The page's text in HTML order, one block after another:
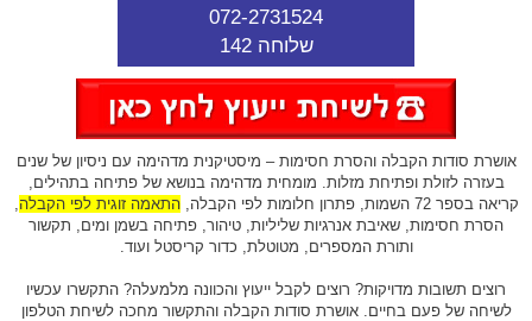
072-2731524
שלוחה 142
אושרת סודות הקבלה והסרת חסימות – מיסטיקנית מדהימה עם ניסיון של שנים
בעזרה לזולת ופתיחת מזלות. מומחית מדהימה בנושא של פתיחה בתהילים,
קריאה בספר 72 השמות, פתרון חלומות לפי הקבלה,
התאמה זוגית לפי הקבלה
הסרת חסימות, שאיבת אנרגיות שליליות, טיהור, פתיחה בשמן ומים, תקשור
ותורת המספרים, מטוטלת, כדור קריסטל ועוד.
רוצים תשובות מדויקות? רוצים לקבל ייעוץ והכוונה מלמעלה? התקשרו עכשיו
לשיחה של פעם בחיים. אושרת סודות הקבלה והתקשור מחכה לשיחת הטלפון